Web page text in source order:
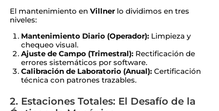
El mantenimiento en Villner lo dividimos en tres
niveles:
Mantenimiento Diario (Operador):Limpieza y
chequeo visual.
Ajuste de Campo (Trimestral):Rectificación de
errores sistemáticos por software.
Calibración de Laboratorio (Anual):Certificación
técnica con patrones trazables.
2. Estaciones Totales: El Desafío de la